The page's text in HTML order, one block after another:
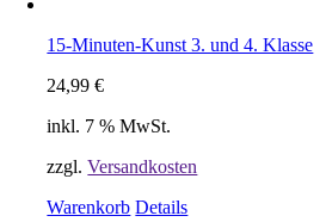
15-Minuten-Kunst 3. und 4. Klasse
24,99€
inkl. 7 % MwSt.
zzgl.Versandkosten
Warenkorb Details